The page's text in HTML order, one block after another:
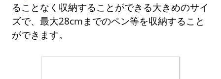
ることなく収納することができる大きめのサイ
ズで、最大28cmまでのペン等を収納すること
ができます。